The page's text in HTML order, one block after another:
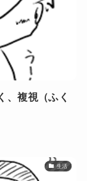
、複視（ふく
生活